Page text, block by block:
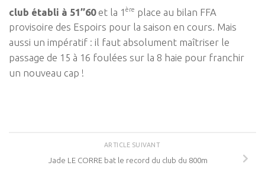
club établi à 51’’60et la 1 ère place au bilan FFA
provisoire des Espoirs pour la saison en cours. Mais
aussi un impératif : il faut absolument maîtriser le
passage de 15 à 16 foulées sur la 8 haie pour franchir
un nouveau cap !
ARTICLE SUIVANT
Jade LE CORRE bat le record du club du 800m